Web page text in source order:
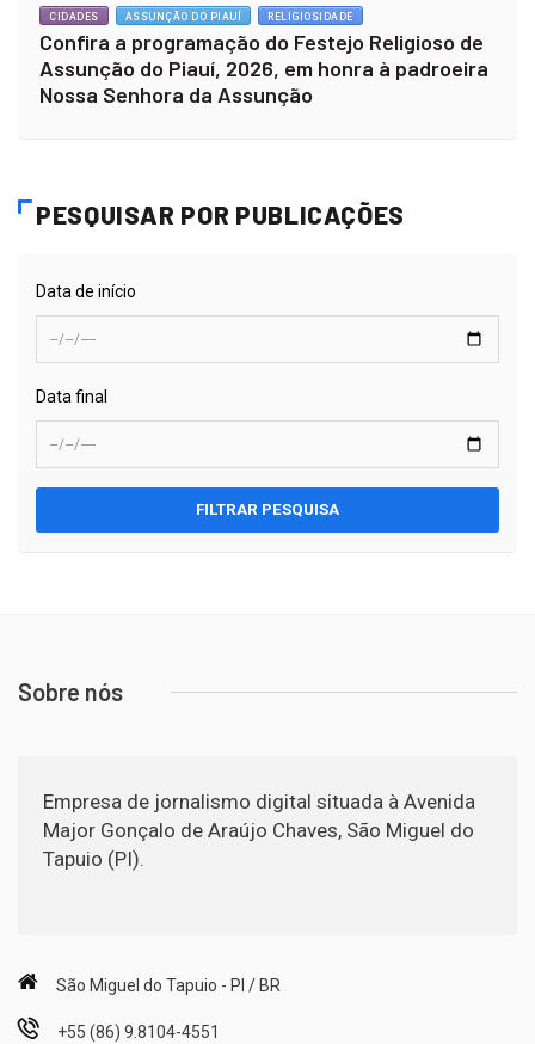
CIDADES ASSUNÇÃO DO PIAUÍ RELIGIOSIDADE
Confira a programação do Festejo Religioso de
Assunção do Piauí, 2026, em honra à padroeira
Nossa Senhora da Assunção
PESQUISAR POR PUBLICAÇÕES
Data de início
Data final
FILTRAR PESQUISA
Sobre nós
Empresa de jornalismo digital situada à Avenida
Major Gonçalo de Araújo Chaves, São Miguel do
Tapuio (PI).
São Miguel do Tapuio - PI / BR
+55 (86) 9.8104-4551